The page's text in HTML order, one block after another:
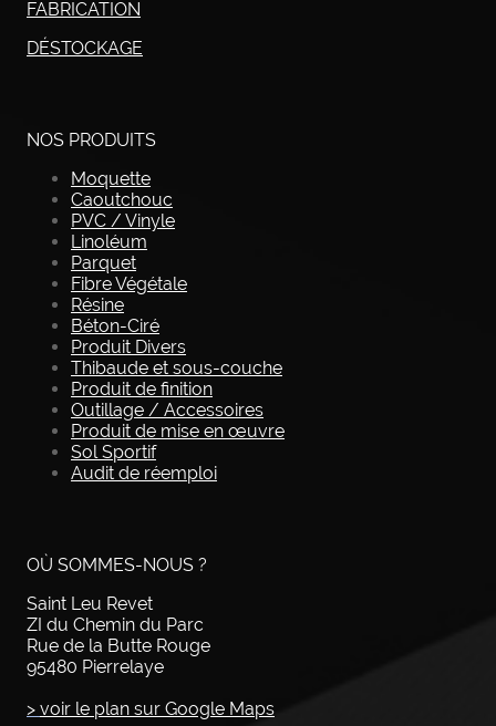
FABRICATION
DÉSTOCKAGE
NOS PRODUITS
Moquette
Caoutchouc
PVC / Vinyle
Linoléum
Parquet
Fibre Végétale
Résine
Béton-Ciré
Produit Divers
Thibaude et sous-couche
Produit de finition
Outillage / Accessoires
Produit de mise en œuvre
Sol Sportif
Audit de réemploi
OÙ SOMMES-NOUS ?
Saint Leu Revet
ZI du Chemin du Parc
Rue de la Butte Rouge
95480 Pierrelaye
> voir le plan sur Google Maps